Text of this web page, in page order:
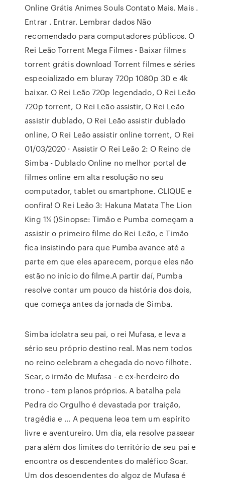
Online Grátis Animes Souls Contato Mais. Mais .
Entrar . Entrar. Lembrar dados Não
recomendado para computadores públicos. O
Rei Leão Torrent Mega Filmes - Baixar filmes
torrent grátis download Torrent filmes e séries
especializado em bluray 720p 1080p 3D e 4k
baixar. O Rei Leão 720p legendado, O Rei Leão
720p torrent, O Rei Leão assistir, O Rei Leão
assistir dublado, O Rei Leão assistir dublado
online, O Rei Leão assistir online torrent, O Rei
01/03/2020 · Assistir O Rei Leão 2: O Reino de
Simba - Dublado Online no melhor portal de
filmes online em alta resolução no seu
computador, tablet ou smartphone. CLIQUE e
confira! O Rei Leão 3: Hakuna Matata The Lion
King 1½ ()Sinopse: Timão e Pumba começam a
assistir o primeiro filme do Rei Leão, e Timão
fica insistindo para que Pumba avance até a
parte em que eles aparecem, porque eles não
estão no início do filme.A partir daí, Pumba
resolve contar um pouco da história dos dois,
que começa antes da jornada de Simba.
Simba idolatra seu pai, o rei Mufasa, e leva a
sério seu próprio destino real. Mas nem todos
no reino celebram a chegada do novo filhote.
Scar, o irmão de Mufasa - e ex-herdeiro do
trono - tem planos próprios. A batalha pela
Pedra do Orgulho é devastada por traição,
tragédia e … A pequena leoa tem um espírito
livre e aventureiro. Um dia, ela resolve passear
para além dos limites do território de seu pai e
encontra os descendentes do maléfico Scar.
Um dos descendentes do algoz de Mufasa é